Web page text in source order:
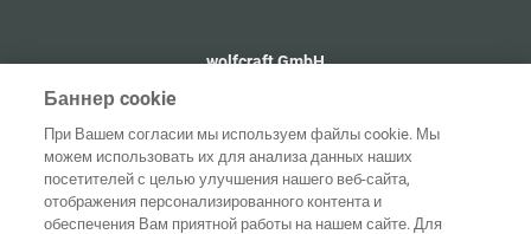
wolfcraft GmbH
Wolffstraße 1
56746 Kempenich
Баннер cookie
При Вашем согласии мы используем файлы cookie. Мы
можем использовать их для анализа данных наших
посетителей с целью улучшения нашего веб-сайта,
отображения персонализированного контента и
обеспечения Вам приятной работы на нашем сайте. Для